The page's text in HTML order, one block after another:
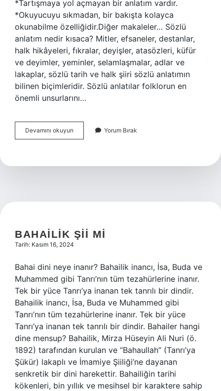
*Tartışmaya yol açmayan bir anlatım vardır.
*Okuyucuyu sıkmadan, bir bakışta kolayca
okunabilme özelliğidir.Diğer makaleler… Sözlü
anlatım nedir kısaca? Mitler, efsaneler, destanlar,
halk hikâyeleri, fıkralar, deyişler, atasözleri, küfür
ve deyimler, yeminler, selamlaşmalar, adlar ve
lakaplar, sözlü tarih ve halk şiiri sözlü anlatımın
bilinen biçimleridir. Sözlü anlatılar folklorun en
önemli unsurlarını…
Devamını okuyun
Anlatım
Yorum Bırak
BAHAILIK ŞII MI
Tarih: Kasım 16, 2024
Bahai dini neye inanır? Bahailik inancı, İsa, Buda ve
Muhammed gibi Tanrı’nın tüm tezahürlerine inanır.
Tek bir yüce Tanrı’ya inanan tek tanrılı bir dindir.
Bahailik inancı, İsa, Buda ve Muhammed gibi
Tanrı’nın tüm tezahürlerine inanır. Tek bir yüce
Tanrı’ya inanan tek tanrılı bir dindir. Bahailer hangi
dine mensup? Bahailik, Mirza Hüseyin Ali Nuri (ö.
1892) tarafından kurulan ve “Bahaullah” (Tanrı’ya
Şükür) lakaplı ve İmamiye Şiiliği’ne dayanan
senkretik bir dini harekettir. Bahailiğin tarihi
kökenleri, bin yıllık ve mesihsel bir karaktere sahip